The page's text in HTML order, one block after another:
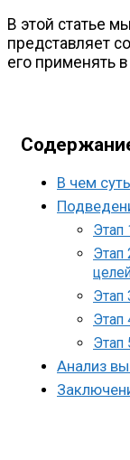
В этой статье
представляет
его применять
В чем
Этап
Этап
Этап
Этап
Анализ